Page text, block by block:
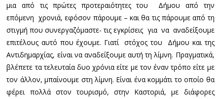
μια από τις πρώτες προτεραιότητες του Δήμου από την
επόμενη χρονιά, εφόσον πάρουμε – και θα τις πάρουμε από τη
στιγμή που συνεργαζόμαστε- τις εγκρίσεις για να αναδείξουμε
επιτέλους αυτό που έχουμε. Γιατί στόχος του Δήμου και της
Αντιδημαρχίας, είναι να αναδείξουμε αυτή τη λίμνη. Πραγματικά,
βλέπετε τα τελευταία δυο χρόνια είτε με τον έναν τρόπο είτε με
τον άλλον, μπαίνουμε στη λίμνη. Είναι ένα κομμάτι το οποίο θα
φέρει πολλά στον τουρισμό, στην Καστοριά, με διάφορες